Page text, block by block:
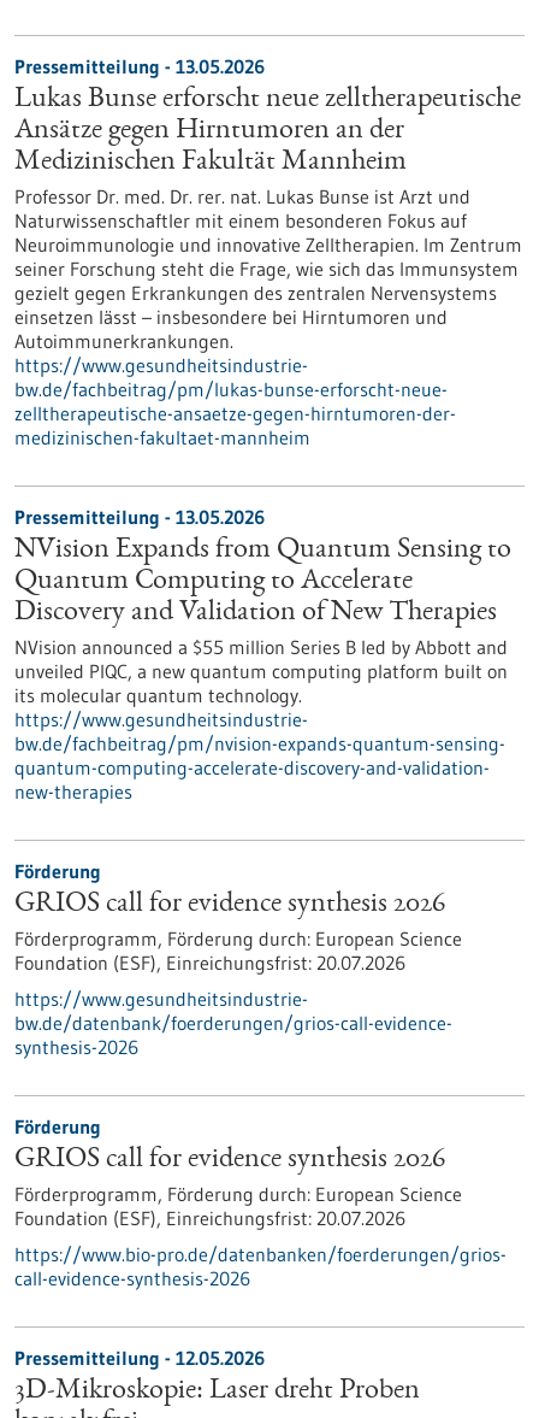
Pressemitteilung - 13.05.2026
Lukas Bunse erforscht neue zelltherapeutische
Ansätze gegen Hirntumoren an der
Medizinischen Fakultät Mannheim
Professor Dr. med. Dr. rer. nat. Lukas Bunse ist Arzt und
Naturwissenschaftler mit einem besonderen Fokus auf
Neuroimmunologie und innovative Zelltherapien. Im Zentrum
seiner Forschung steht die Frage, wie sich das Immunsystem
gezielt gegen Erkrankungen des zentralen Nervensystems
einsetzen lässt – insbesondere bei Hirntumoren und
Autoimmunerkrankungen.
https://www.gesundheitsindustrie-
bw.de/fachbeitrag/pm/lukas-bunse-erforscht-neue-
zelltherapeutische-ansaetze-gegen-hirntumoren-der-
medizinischen-fakultaet-mannheim
Pressemitteilung - 13.05.2026
NVision Expands from Quantum Sensing to
Quantum Computing to Accelerate
Discovery and Validation of New Therapies
NVision announced a $55 million Series B led by Abbott and
unveiled PIQC, a new quantum computing platform built on
its molecular quantum technology.
https://www.gesundheitsindustrie-
bw.de/fachbeitrag/pm/nvision-expands-quantum-sensing-
quantum-computing-accelerate-discovery-and-validation-
new-therapies
Förderung
GRIOS call for evidence synthesis 2026
Förderprogramm, Förderung durch: European Science
Foundation (ESF), Einreichungsfrist: 20.07.2026
https://www.gesundheitsindustrie-
bw.de/datenbank/foerderungen/grios-call-evidence-
synthesis-2026
Förderung
GRIOS call for evidence synthesis 2026
Förderprogramm, Förderung durch: European Science
Foundation (ESF), Einreichungsfrist: 20.07.2026
https://www.bio-pro.de/datenbanken/foerderungen/grios-
call-evidence-synthesis-2026
Pressemitteilung - 12.05.2026
3D-Mikroskopie: Laser dreht Proben